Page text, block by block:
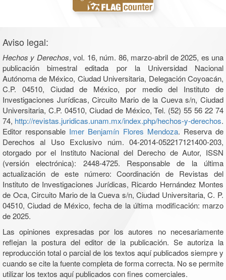
Aviso legal:
Hechos y Derechos, vol. 16, núm. 86, marzo-abril de 2025, es una
publicación bimestral editada por la Universidad Nacional
Autónoma de México, Ciudad Universitaria, Delegación Coyoacán,
C.P. 04510, Ciudad de México, por medio del Instituto de
Investigaciones Jurídicas, Circuito Mario de la Cueva s/n, Ciudad
Universitaria, C.P. 04510, Ciudad de México, Tel. (52) 55 56 22 74
74, http://revistas.juridicas.unam.mx/index.php/hechos-y-derechos.
Editor responsable Imer Benjamín Flores Mendoza. Reserva de
Derechos al Uso Exclusivo núm. 04-2014-052217121400-203,
otorgado por el Instituto Nacional del Derecho de Autor, ISSN
(versión electrónica): 2448-4725. Responsable de la última
actualización de este número: Coordinación de Revistas del
Instituto de Investigaciones Jurídicas, Ricardo Hernández Montes
de Oca, Circuito Mario de la Cueva s/n, Ciudad Universitaria, C. P.
04510, Ciudad de México, fecha de la última modificación: marzo
de 2025.
Las opiniones expresadas por los autores no necesariamente
reflejan la postura del editor de la publicación. Se autoriza la
reproducción total o parcial de los textos aquí publicados siempre y
cuando se cite la fuente completa de forma correcta. No se permite
utilizar los textos aquí publicados con fines comerciales.